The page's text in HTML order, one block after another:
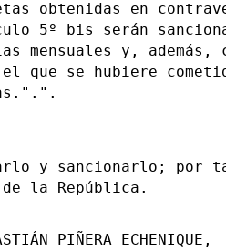
obtenidas en
5º bis serán
mensuales y, además,
que se hubiere
y sancionarlo; por
la República.
PIÑERA ECHENIQUE,